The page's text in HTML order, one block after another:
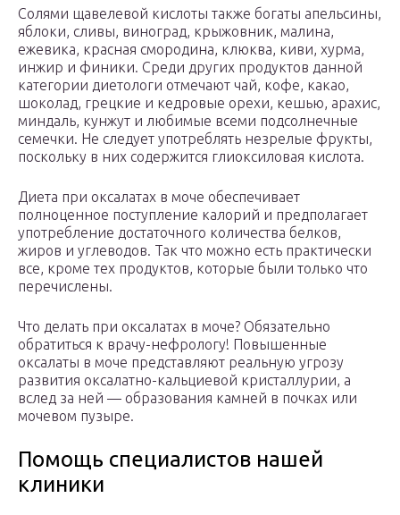
Солями щавелевой кислоты также богаты апельсины,
яблоки, сливы, виноград, крыжовник, малина,
ежевика, красная смородина, клюква, киви, хурма,
инжир и финики. Среди других продуктов данной
категории диетологи отмечают чай, кофе, какао,
шоколад, грецкие и кедровые орехи, кешью, арахис,
миндаль, кунжут и любимые всеми подсолнечные
семечки. Не следует употреблять незрелые фрукты,
поскольку в них содержится глиоксиловая кислота.
Диета при оксалатах в моче обеспечивает
полноценное поступление калорий и предполагает
употребление достаточного количества белков,
жиров и углеводов. Так что можно есть практически
все, кроме тех продуктов, которые были только что
перечислены.
Что делать при оксалатах в моче? Обязательно
обратиться к врачу-нефрологу! Повышенные
оксалаты в моче представляют реальную угрозу
развития оксалатно-кальциевой кристаллурии, а
вслед за ней — образования камней в почках или
мочевом пузыре.
Помощь специалистов нашей
клиники